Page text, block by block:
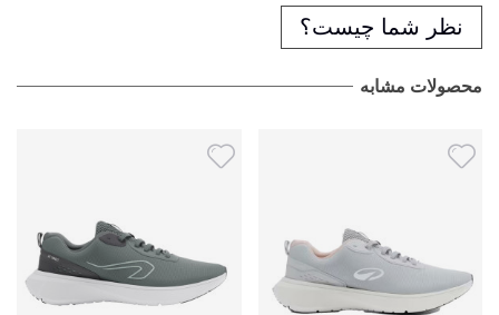
نظر شما چیست؟
محصولات مشابه